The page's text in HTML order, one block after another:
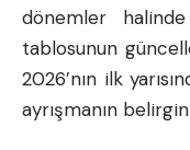
dönemler
tablosunun
2026’nın ilk
ayrışmanın